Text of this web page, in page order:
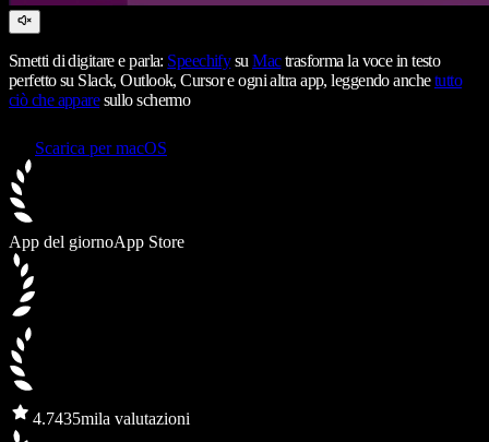
Smetti di digitare e parla: SpeechifysuMactrasforma la voce in testo
perfetto su Slack, Outlook, Cursor e ogni altra app, leggendo anchetutto
ciò che apparesullo schermo
Scarica per macOS
App del giornoApp Store
4.7435mila valutazioni